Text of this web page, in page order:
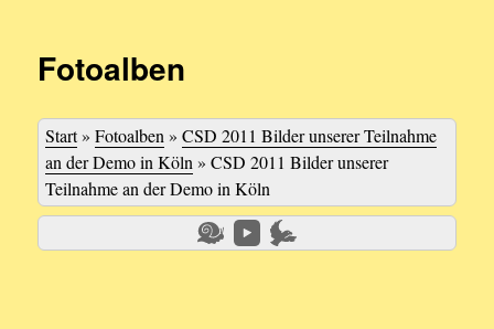
Fotoalben
Start»Fotoalben »CSD 2011 Bilder unserer Teilnahme
an der Demo in Köln »CSD 2011 Bilder unserer
Teilnahme an der Demo in Köln